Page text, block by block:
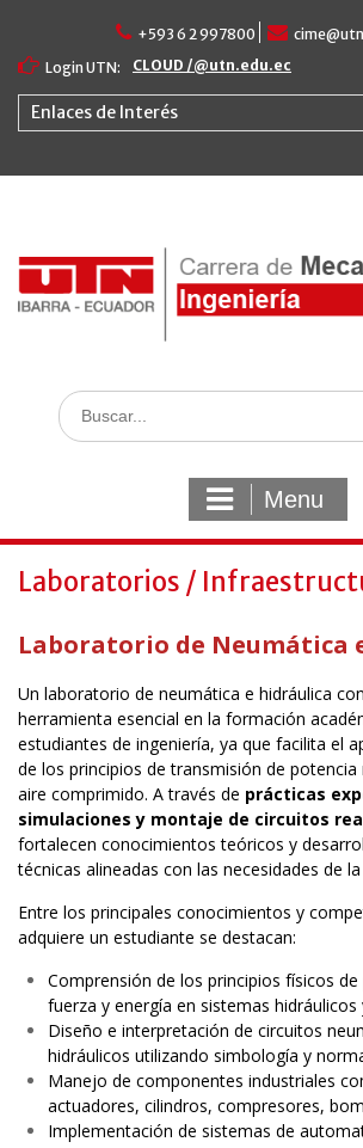
content
+593 6 2 997800
Login UTN:
CLOUD /@utn.edu.ec
Enlaces de Interés
Search
for:
Menu
Laboratorios /
Laboratorio de Neumática
Un laboratorio de neumática e hidráulica
herramienta esencial en la formación
estudiantes de ingeniería, ya que facilita el
de los principios de transmisión de
aire comprimido. A través de prácticas
simulaciones y montaje de circuitos
fortalecen conocimientos teóricos y
técnicas alineadas con las necesidades de
Entre los principales conocimientos y
adquiere un estudiante se destacan:
Comprensión de los principios físicos
fuerza y energía en sistemas hidráulicos
Diseño e interpretación de circuitos
hidráulicos utilizando simbología y
Manejo de componentes industriales
actuadores, cilindros, compresores,
Implementación de sistemas de